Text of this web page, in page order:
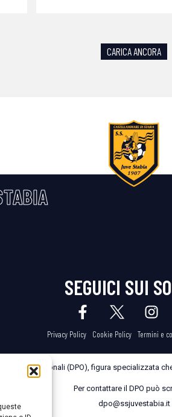
CARICA ANCORA
SEGUICI SUI
Privacy Policy Cookie Policy Termini e
dei Dati Personali (DPO), figura specializzata
Per contattare il DPO può
dpo@ssjuvestabia.it